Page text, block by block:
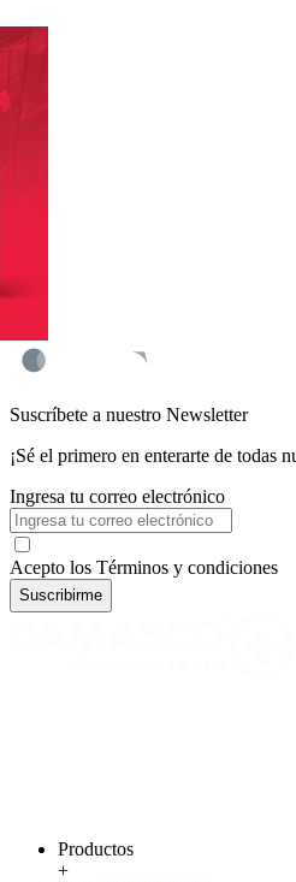
Suscríbete a nuestro Newsletter
¡Sé el primero en enterarte de todas
Ingresa tu correo electrónico
Acepto los Términos y condiciones
Suscribirme
Productos
+